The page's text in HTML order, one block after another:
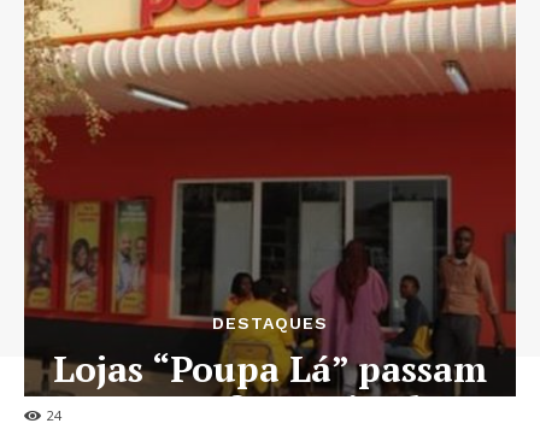
24
DESTAQUES
Lojas “Poupa Lá” passam
para esfera privada